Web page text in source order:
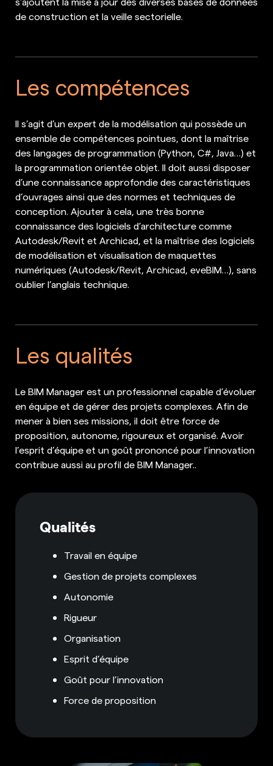
de construction et la veille sectorielle.
Les compétences
Il s’agit d’un expert de la modélisation qui possède un
ensemble de compétences pointues, dont la maîtrise
des langages de programmation (Python, C#, Java…) et
la programmation orientée objet. Il doit aussi disposer
d’une connaissance approfondie des caractéristiques
d’ouvrages ainsi que des normes et techniques de
conception. Ajouter à cela, une très bonne
connaissance des logiciels d’architecture comme
Autodesk/Revit et Archicad, et la maîtrise des logiciels
de modélisation et visualisation de maquettes
numériques (Autodesk/Revit, Archicad, eveBIM…), sans
oublier l’anglais technique.
Les qualités
Le BIM Manager est un professionnel capable d’évoluer
en équipe et de gérer des projets complexes. Afin de
mener à bien ses missions, il doit être force de
proposition, autonome, rigoureux et organisé. Avoir
l’esprit d’équipe et un goût prononcé pour l’innovation
contribue aussi au profil de BIM Manager..
Qualités
Travail en équipe
Gestion de projets complexes
Autonomie
Rigueur
Organisation
Esprit d’équipe
Goût pour l’innovation
Force de proposition